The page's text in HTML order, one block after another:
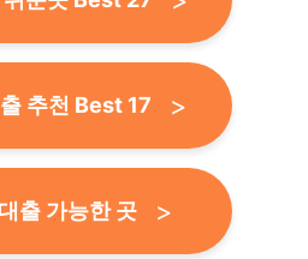
추천 Best 17
출 가능한 곳